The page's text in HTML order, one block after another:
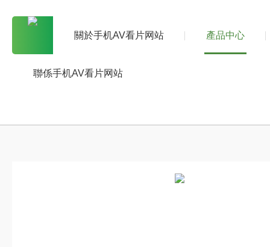
關於手机AV看片网站 產品中心
聯係手机AV看片网站